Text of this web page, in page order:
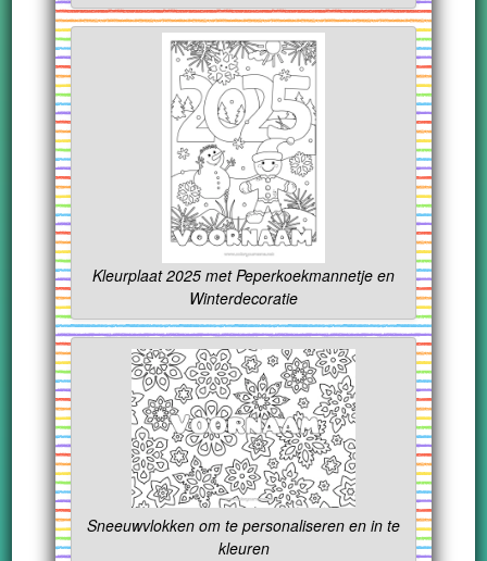
Kleurplaat 2025 met Peperkoekmannetje en
Winterdecoratie
Sneeuwvlokken om te personaliseren en in te
kleuren